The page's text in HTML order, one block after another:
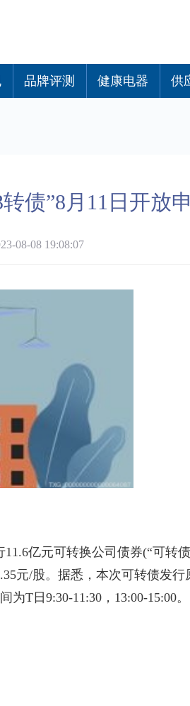
品牌评测 健康电器 供
债”8月11日开放
08-08 19:08:07
亿元可转换公司债券(“可转
元/股。据悉，本次可转债发
T日9:30-11:30，13:00-15:00。